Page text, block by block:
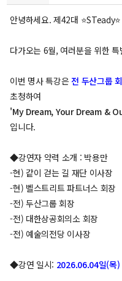
안녕하세요. 제42대
다가오는 6월, 여러분을 위한
이번 명사 특강은전 두산그룹
초청하여
'My Dream, Your Dream &
입니다.
◆강연자 약력 소개 : 박용만
-현) 같이 걷는 길 재단 이사장
-현) 벨스트리트 파트너스 회장
-전) 두산그룹 회장
-전) 대한상공회의소 회장
-전) 예술의전당 이사장
◆강연 일시: 2026.06.04일(목